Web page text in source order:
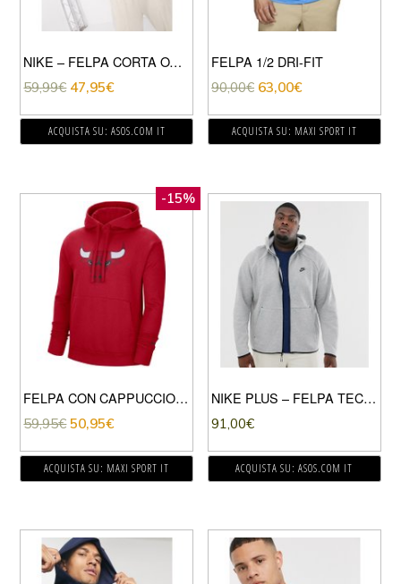
NIKE – FELPA CORTA OVERSIZE CON CAPPUCCIO, ZIP E LOGO NIKE PICCOLO ROSSA-ROSSO
59,99€ 47,95€
ACQUISTA SU: ASOS.COM IT
FELPA 1/2 DRI-FIT
90,00€ 63,00€
ACQUISTA SU: MAXI SPORT IT
-15%
FELPA CON CAPPUCCIO CHICAGO BULLS
59,95€ 50,95€
ACQUISTA SU: MAXI SPORT IT
NIKE PLUS – FELPA TECNICA IN PILE CON CAPPUCCIO E ZIP GRIGIA-NERO
91,00€
ACQUISTA SU: ASOS.COM IT